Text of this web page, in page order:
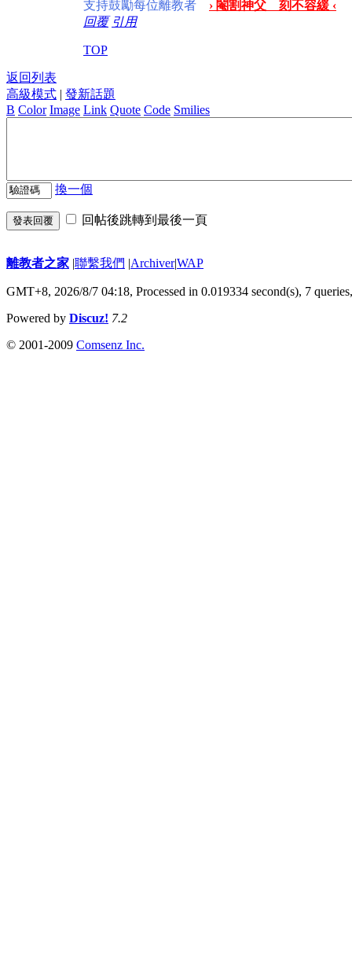
支持鼓勵每位離教者
› 閹割神父 刻不容緩 ‹
回覆 引用
TOP
返回列表
高級模式 | 發新話題
B Color Image Link Quote Code Smilies
換一個
發表回覆 回帖後跳轉到最後一頁
離教者之家 |聯繫我們 |Archiver|WAP
GMT+8, 2026/8/7 04:18, Processed in 0.019334 second(s), 7
Powered by Discuz! 7.2
© 2001-2009 Comsenz Inc.